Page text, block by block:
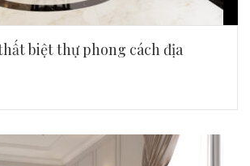
biệt thự phong cách địa